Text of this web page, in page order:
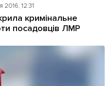
2016, 12:31
кримінальне
посадовців ЛМР